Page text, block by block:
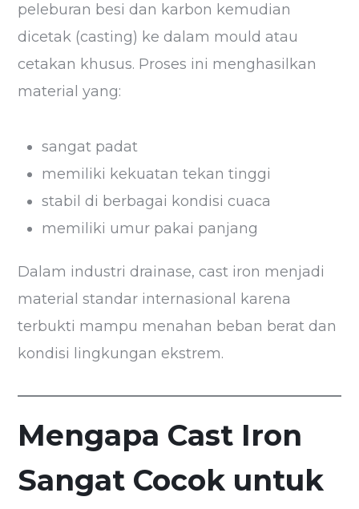
peleburan besi dan karbon kemudian
dicetak (casting) ke dalam mould atau
cetakan khusus. Proses ini menghasilkan
material yang:
sangat padat
memiliki kekuatan tekan tinggi
stabil di berbagai kondisi cuaca
memiliki umur pakai panjang
Dalam industri drainase, cast iron menjadi
material standar internasional karena
terbukti mampu menahan beban berat dan
kondisi lingkungan ekstrem.
Mengapa Cast Iron
Sangat Cocok untuk